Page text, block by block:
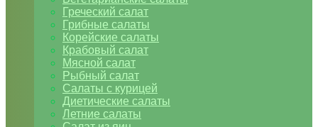
Греческий салат
Грибные салаты
Корейские салаты
Крабовый салат
Мясной салат
Рыбный салат
Салаты с курицей
Диетические салаты
Летние салаты